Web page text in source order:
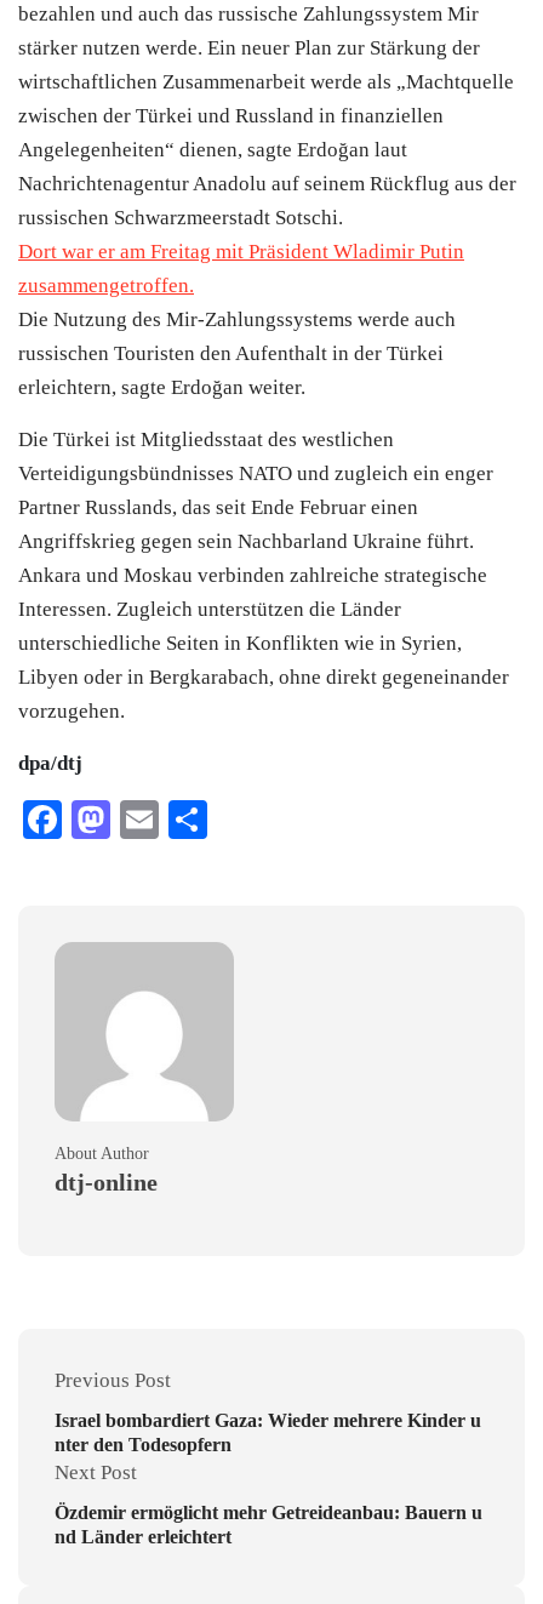
bezahlen und auch das russische Zahlungssystem Mir
stärker nutzen werde. Ein neuer Plan zur Stärkung der
wirtschaftlichen Zusammenarbeit werde als „Machtquelle
zwischen der Türkei und Russland in finanziellen
Angelegenheiten“ dienen, sagte Erdoğan laut
Nachrichtenagentur Anadolu auf seinem Rückflug aus der
russischen Schwarzmeerstadt Sotschi.
Dort war er am Freitag mit Präsident Wladimir Putin
zusammengetroffen.
Die Nutzung des Mir-Zahlungssystems werde auch
russischen Touristen den Aufenthalt in der Türkei
erleichtern, sagte Erdoğan weiter.
Die Türkei ist Mitgliedsstaat des westlichen
Verteidigungsbündnisses NATO und zugleich ein enger
Partner Russlands, das seit Ende Februar einen
Angriffskrieg gegen sein Nachbarland Ukraine führt.
Ankara und Moskau verbinden zahlreiche strategische
Interessen. Zugleich unterstützen die Länder
unterschiedliche Seiten in Konflikten wie in Syrien,
Libyen oder in Bergkarabach, ohne direkt gegeneinander
vorzugehen.
dpa/dtj
Facebook
Mastodon
Email
About Author
dtj-online
Previous Post
Israel bombardiert Gaza: Wieder mehrere Kinder u
nter den Todesopfern
Next Post
Özdemir ermöglicht mehr Getreideanbau: Bauern u
nd Länder erleichtert